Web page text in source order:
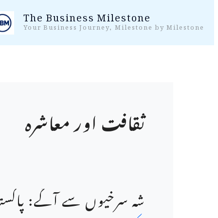
جائیں۔
The Business Milestone
Your Business Journey, Milestone by Milestone
ثقافت اور معاشرہ
شہ سرخیوں سے آگے:
شہ